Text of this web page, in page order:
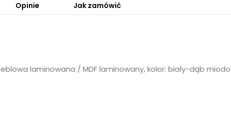
Opinie Jak zamówić
laminowana / MDF laminowany, kolor: biały-dąb